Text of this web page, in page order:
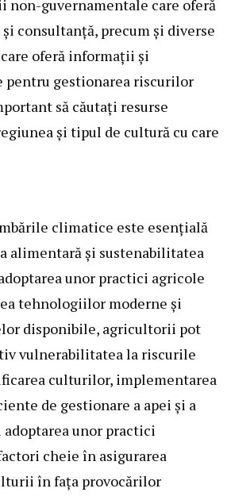
non-guvernamentale care oferă
consultanță, precum și diverse
oferă informații și
gestionarea riscurilor
să căutați resurse
și tipul de cultură cu care
climatice este esențială
alimentară și sustenabilitatea
unor practici agricole
tehnologiilor moderne și
disponibile, agricultorii pot
vulnerabilitatea la riscurile
culturilor, implementarea
de gestionare a apei și a
unor practici
cheie în asigurarea
în fața provocărilor